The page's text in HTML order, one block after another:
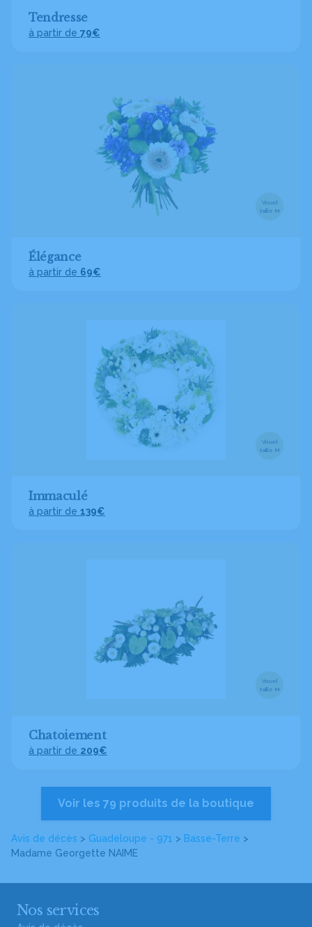
Avis de décès > Guadeloupe - 971 > Basse-Terre >
Madame Georgette NAIME
Tendresse
à partir de 79€
Visuel
taille M
Élégance
à partir de 69€
Visuel
taille M
Immaculé
à partir de 139€
Visuel
taille M
Chatoiement
à partir de 209€
Voir les 79 produits de la boutique
Nos services